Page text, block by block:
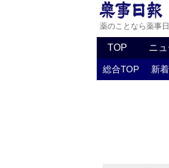
薬のことなら薬事
TOP ニ
総合TOP 新